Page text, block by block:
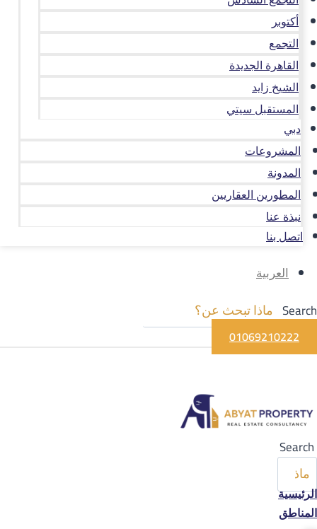
أكتوبر
التجمع
القاهرة الجديدة
الشيخ زايد
المستقبل سيتي
دبي
المشروعات
المدونة
المطورين العقاريين
نبذة عنا
اتصل بنا
العربية
Search
01069210222
Search
الرئيسية
المناطق